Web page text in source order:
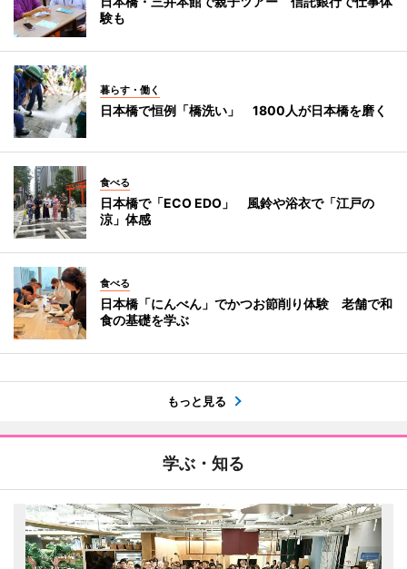
験も
暮らす・働く
日本橋で恒例「橋洗い」 1800人が日本橋を磨く
食べる
日本橋で「ECO EDO」 風鈴や浴衣で「江戸の
涼」体感
食べる
日本橋「にんべん」でかつお節削り体験 老舗で和
食の基礎を学ぶ
もっと見る
学ぶ・知る